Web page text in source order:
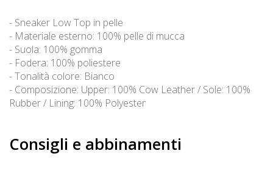
- Sneaker Low Top in pelle
- Materiale esterno: 100% pelle di mucca
- Suola: 100% gomma
- Fodera: 100% poliestere
- Tonalità colore: Bianco
- Composizione: Upper: 100% Cow Leather / Sole: 100%
Rubber / Lining: 100% Polyester
Consigli e abbinamenti